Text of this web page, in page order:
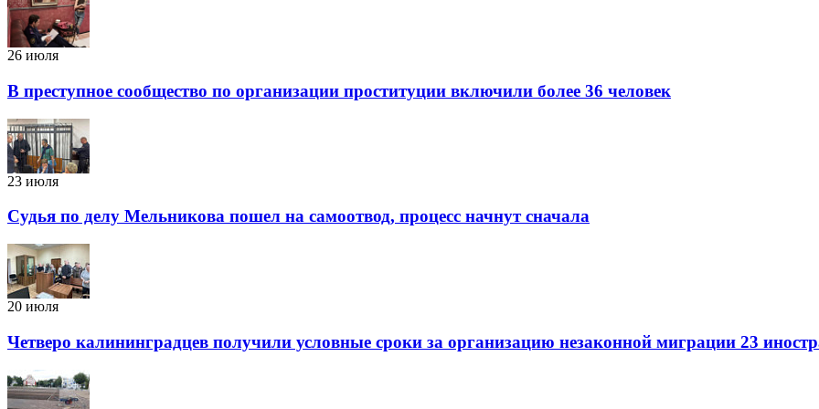
26 июля
В преступное сообщество по организации проституции включили более 36 человек
23 июля
Судья по делу Мельникова пошел на самоотвод, процесс начнут сначала
20 июля
Четверо калининградцев получили условные сроки за организацию незаконной миграции 23